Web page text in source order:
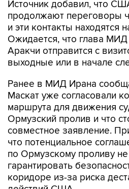
и эти контакты находятся
Ожидается, что глава
Аракчи отправится с
выходные или в начале
Ранее в МИД Ирана
маршрута для движения
Ормузский пролив и что
совместное заявление.
что потенциальное
по Ормузскому проливу
гарантировать
коридоре из-за риска
действий США.